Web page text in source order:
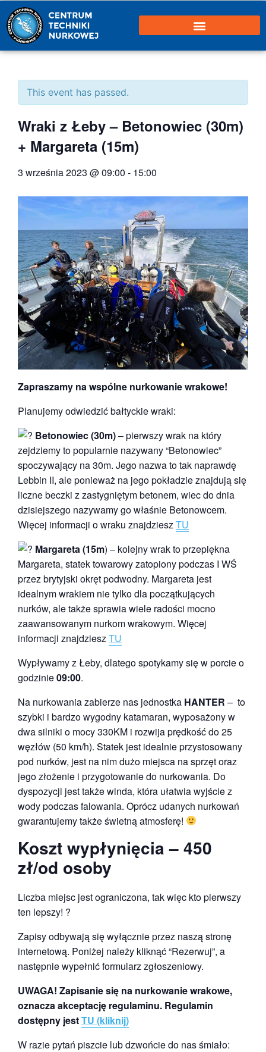
This event has passed.
Wraki z Łeby – Betonowiec (30m)
+ Margareta (15m)
3 września 2023 @ 09:00 - 15:00
Zapraszamy na wspólne nurkowanie wrakowe!
Planujemy odwiedzić bałtyckie wraki:
Betonowiec (30m)– pierwszy wrak na który
zejdziemy to popularnie nazywany “Betonowiec”
spoczywający na 30m. Jego nazwa to tak naprawdę
Lebbin II, ale ponieważ na jego pokładzie znajdują się
liczne beczki z zastygniętym betonem, wiec do dnia
dzisiejszego nazywamy go właśnie Betonowcem.
Więcej informacji o wraku znajdzieszTU
Margareta (15m) – kolejny wrak to przepiękna
Margareta, statek towarowy zatopiony podczas I WŚ
przez brytyjski okręt podwodny. Margareta jest
idealnym wrakiem nie tylko dla początkujących
nurków, ale także sprawia wiele radości mocno
zaawansowanym nurkom wrakowym. Więcej
informacji znajdzieszTU
Wypływamy z Łeby, dlatego spotykamy się w porcie o
godzinie09:00.
Na nurkowania zabierze nas jednostka HANTER – to
szybki i bardzo wygodny katamaran, wyposażony w
dwa silniki o mocy 330KM i rozwija prędkość do 25
węzłów (50 km/h). Statek jest idealnie przystosowany
pod nurków, jest na nim dużo miejsca na sprzęt oraz
jego złożenie i przygotowanie do nurkowania. Do
dyspozycji jest także winda, która ułatwia wyjście z
wody podczas falowania. Oprócz udanych nurkowań
gwarantujemy także świetną atmosferę!
Koszt wypłynięcia – 450
zł/od osoby
Liczba miejsc jest ograniczona, tak więc kto pierwszy
ten lepszy! ?
Zapisy odbywają się wyłącznie przez naszą stronę
internetową. Poniżej należy kliknąć “Rezerwuj”, a
następnie wypełnić formularz zgłoszeniowy.
UWAGA! Zapisanie się na nurkowanie wrakowe,
oznacza akceptację regulaminu. Regulamin
dostępny jestTU (kliknij)
W razie pytań piszcie lub dzwońcie do nas śmiało: